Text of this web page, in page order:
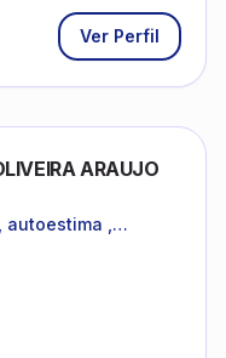
Ver Perfil
ARAUJO
autoestima ,